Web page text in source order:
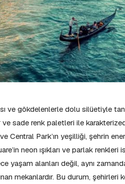
ve gökdelenlerle dolu silüetiyle
sade renk paletleri ile
ve Central Park’ın yeşilliği, şehrin
neon ışıkları ve parlak renkleri
yaşam alanları değil, aynı
mekanlardır. Bu durum, şehirleri